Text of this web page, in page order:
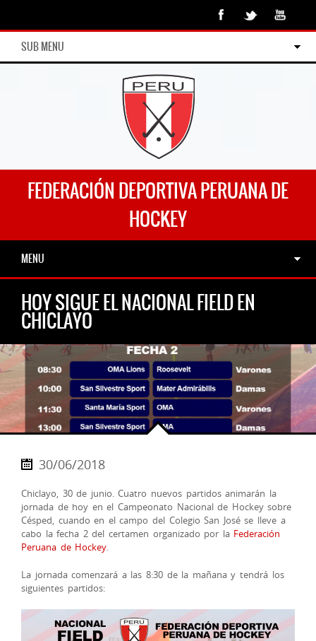
SUB MENU
FEDERACIÓN DEPORTIVA PERUANA DE
HOCKEY
MENU
HOY SIGUE EL NACIONAL FIELD EN
CHICLAYO
30/06/2018
Chiclayo, 30 de junio. Cuatro nuevos partidos animarán la
jornada de hoy en el Campeonato Nacional de Hockey sobre
Césped, cuando en el campo del Colegio San José se lleve a
cabo la fecha 2 del certamen organizado por la Federación
Peruana de Hockey.
La jornada comenzará a las 8:30 de la mañana y tendrá los
siguientes partidos: